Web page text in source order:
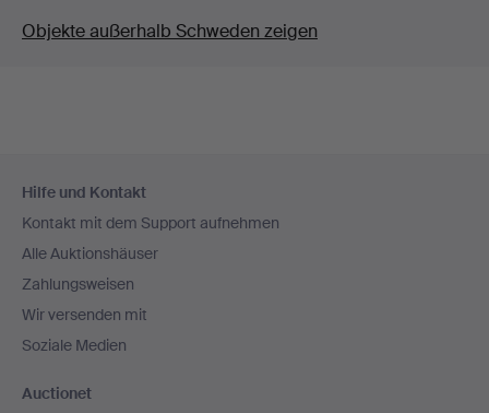
Objekte außerhalb Schweden zeigen
Navigation
Hilfe und Kontakt
Kontakt mit dem Support aufnehmen
Alle Auktionshäuser
Zahlungsweisen
Wir versenden mit
Soziale Medien
Auctionet